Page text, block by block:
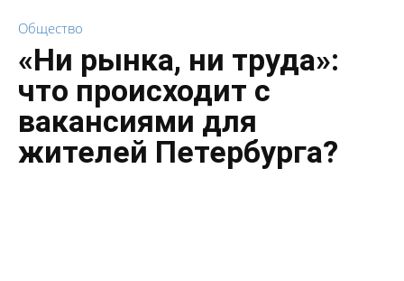
Общество
«Ни рынка, ни труда»:
что происходит с
вакансиями для
жителей Петербурга?